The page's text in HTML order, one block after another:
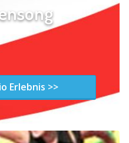
Erlebnis >>